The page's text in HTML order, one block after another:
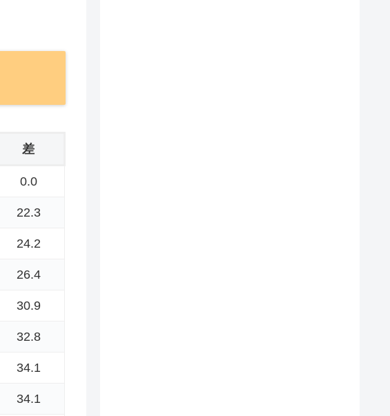
差
0.0
22.3
24.2
26.4
30.9
32.8
34.1
34.1